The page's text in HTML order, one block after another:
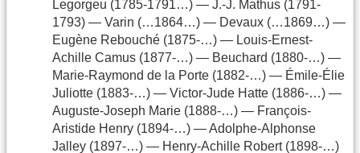
Legorgeu (1785-1791…) — J.-J. Mathus (1791-
1793) — Varin (…1864…) — Devaux (…1869…) —
Eugène Rebouché (1875-…) — Louis-Ernest-
Achille Camus (1877-…) — Beuchard (1880-…) —
Marie-Raymond de la Porte (1882-…) — Émile-Élie
Juliotte (1883-…) — Victor-Jude Hatte (1886-…) —
Auguste-Joseph Marie (1888-…) — François-
Aristide Henry (1894-…) — Adolphe-Alphonse
Jalley (1897-…) — Henry-Achille Robert (1898-…)